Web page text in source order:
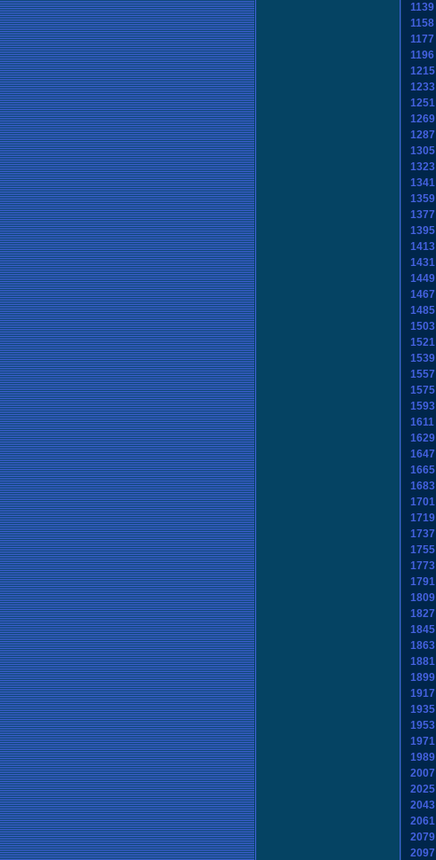
1139
1158
1177
1196
1215
1233
1251
1269
1287
1305
1323
1341
1359
1377
1395
1413
1431
1449
1467
1485
1503
1521
1539
1557
1575
1593
1611
1629
1647
1665
1683
1701
1719
1737
1755
1773
1791
1809
1827
1845
1863
1881
1899
1917
1935
1953
1971
1989
2007
2025
2043
2061
2079
2097